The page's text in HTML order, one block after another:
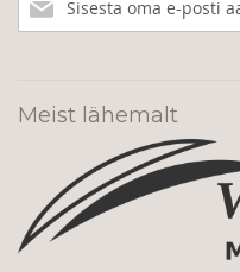
meie
Meist lähemalt